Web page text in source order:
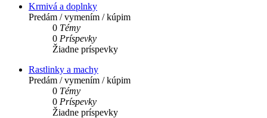
Krmivá a doplnky
Predám / vymením / kúpim
0 Témy
0 Príspevky
Žiadne príspevky
Rastlinky a machy
Predám / vymením / kúpim
0 Témy
0 Príspevky
Žiadne príspevky